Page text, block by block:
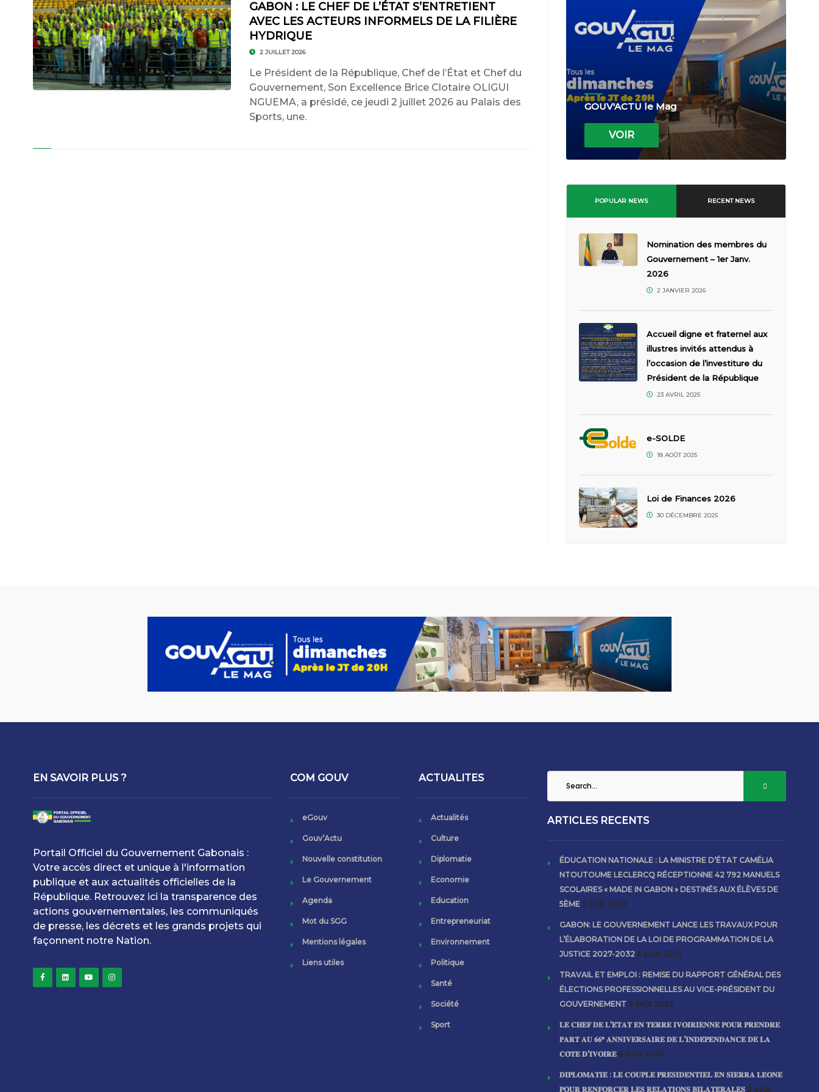
GABON : LE CHEF DE L’ÉTAT S’ENTRETIENT
AVEC LES ACTEURS INFORMELS DE LA FILIÈRE
HYDRIQUE
2 JUILLET 2026
Le Président de la République, Chef de l’État et Chef du
Gouvernement, Son Excellence Brice Clotaire OLIGUI
NGUEMA, a présidé, ce jeudi 2 juillet 2026 au Palais des
Sports, une.
GOUV'ACTU le Mag
VOIR
POPULAR NEWS RECENT NEWS
Nomination des membres du
Gouvernement – 1er Janv.
2026
2 JANVIER 2026
Accueil digne et fraternel aux
illustres invités attendus à
l’occasion de l’investiture du
Président de la République
23 AVRIL 2025
e-SOLDE
18 AOÛT 2025
Loi de Finances 2026
30 DÉCEMBRE 2025
EN SAVOIR PLUS ?
Portail Officiel du Gouvernement Gabonais :
Votre accès direct et unique à l'information
publique et aux actualités officielles de la
République. Retrouvez ici la transparence des
actions gouvernementales, les communiqués
de presse, les décrets et les grands projets qui
façonnent notre Nation.
COM GOUV
eGouv
Gouv’Actu
Nouvelle constitution
Le Gouvernement
Agenda
Mot du SGG
Mentions légales
Liens utiles
ACTUALITES
Actualités
Culture
Diplomatie
Economie
Education
Entrepreneuriat
Environnement
Politique
Santé
Société
Sport
ARTICLES RECENTS
ÉDUCATION NATIONALE : LA MINISTRE D’ÉTAT CAMÉLIA
NTOUTOUME LECLERCQ RÉCEPTIONNE 42 792 MANUELS
SCOLAIRES « MADE IN GABON » DESTINÉS AUX ÉLÈVES DE
5ÈME 5 août 2026
GABON: LE GOUVERNEMENT LANCE LES TRAVAUX POUR
L’ÉLABORATION DE LA LOI DE PROGRAMMATION DE LA
JUSTICE 2027-2032 4 août 2026
TRAVAIL ET EMPLOI : REMISE DU RAPPORT GÉNÉRAL DES
ÉLECTIONS PROFESSIONNELLES AU VICE-PRÉSIDENT DU
GOUVERNEMENT 4 août 2026
𝐋𝐄 𝐂𝐇𝐄𝐅 𝐃𝐄 𝐋’𝐄́𝐓𝐀𝐓 𝐄𝐍 𝐓𝐄𝐑𝐑𝐄 𝐈𝐕𝐎𝐈𝐑𝐈𝐄𝐍𝐍𝐄 𝐏𝐎𝐔𝐑 𝐏𝐑𝐄𝐍𝐃𝐑𝐄
𝐏𝐀𝐑𝐓 𝐀𝐔 𝟔𝟔ᵉ 𝐀𝐍𝐍𝐈𝐕𝐄𝐑𝐒𝐀𝐈𝐑𝐄 𝐃𝐄 𝐋’𝐈𝐍𝐃𝐄́𝐏𝐄𝐍𝐃𝐀𝐍𝐂𝐄 𝐃𝐄 𝐋𝐀
𝐂𝐎̂𝐓𝐄 𝐃’𝐈𝐕𝐎𝐈𝐑𝐄 4 août 2026
𝐃𝐈𝐏𝐋𝐎𝐌𝐀𝐓𝐈𝐄 : 𝐋𝐄 𝐂𝐎𝐔𝐏𝐋𝐄 𝐏𝐑𝐄́𝐒𝐈𝐃𝐄𝐍𝐓𝐈𝐄𝐋 𝐄𝐍 𝐒𝐈𝐄𝐑𝐑𝐀 𝐋𝐄𝐎𝐍𝐄
𝐏𝐎𝐔𝐑 𝐑𝐄𝐍𝐅𝐎𝐑𝐂𝐄𝐑 𝐋𝐄𝐒 𝐑𝐄𝐋𝐀𝐓𝐈𝐎𝐍𝐒 𝐁𝐈𝐋𝐀𝐓𝐄́𝐑𝐀𝐋𝐄𝐒 2 août